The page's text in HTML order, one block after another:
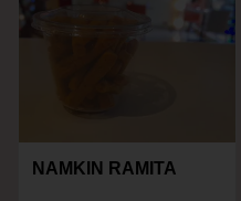
NAMKIN RAMITA